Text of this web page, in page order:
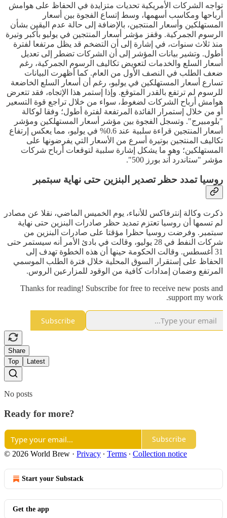
تواجه الشركات الأمريكية تحديات متزايدة في الحفاظ على هوامش
أرباحها ومكاسب أسهمها، وسط إتساع الفجوة بين أسعار
المستهلكين وأسعار المنتجين، بالإضافة إلى حالة عدم اليقين بشأن
الرسوم الجمركية. وقفز مؤشر أسعار المنتجين في يوليو بأكبر وتيرة
منذ ثلاث سنوات، في إشارة إلى أن التضخم قد يظل مرتفعا لفترة
أطول. وتشير بيانات المؤشر إلى أن الشركات تضطر إلى تعديل
أسعار السلع والخدمات لتعويض تكاليف الرسوم الجمركية، رغم
ضعف الطلب في النصف الأول من العام. كما أظهرت البيانات
تسارع أسعار المستهلكين في يوليو، رغم أن أسعار السلع الخاضعة
للرسوم لم ترتفع بالقدر المتوقع. وإذا إستمر هذا الإتجاه، فقد تتعرض
هوامش أرباح الشركات لضغوط، سواء من خلال تراجع قوة التسعير
أو من خلال إستمرار الفائدة المرتفعة لفترة أطول؛ وفقا لوكالة
"بلومبيرج". وتسجل الفجوة بين مؤشر أسعار المستهلكين ومؤشر
أسعار المنتجين قراءة سلبية عند 0.6% في يوليو، مما يعكس إرتفاع
تكاليف المنتجين بوتيرة أسرع من الأسعار التي يفرضونها على
المستهلكين؛ وهو ما يشكل إشارة سلبية لتوقعات أرباح شركات
مؤشر "ستاندرد آند بورز 500".
روسيا تمدد حظر تصدير البنزين حتى نهاية سبتمبر
ذكرت وكالة إنترفاكس للأنباء، يوم الخميس الماضي، نقلا عن مصادر
لم تسمها أن روسيا تعتزم تمديد حظر صادرات البنزين حتى نهاية
سبتمبر. وفرضت روسيا حظرا مؤقتا على صادرات البنزين من
شركات النفط في 28 يوليو، وقالت في بادئ الأمر أنه سيستمر حتى
31 أغسطس. وقالت الحكومة حينها أن هذه الخطوة تهدف إلى
الحفاظ على إستقرار السوق المحلية خلال فترة الطلب الموسمي
المرتفع وضمان إمدادات كافية من الوقود للمزارعين الروس.
Thanks for reading! Subscribe for free to receive new posts and
support my work.
Subscribe
Share
Top
Latest
No posts
Ready for more?
Subscribe
© 2026 World Brew · Privacy ∙ Terms ∙ Collection notice
Start your Substack
Get the app